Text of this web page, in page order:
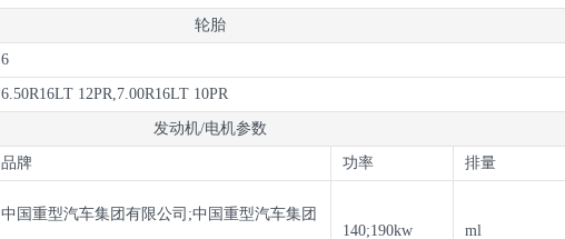
轮胎
6
6.50R16LT 12PR,7.00R16LT 10PR
发动机/电机参数
品牌 功率 排量
中国重型汽车集团有限公司;中国重型汽车集团
140;190kw ml